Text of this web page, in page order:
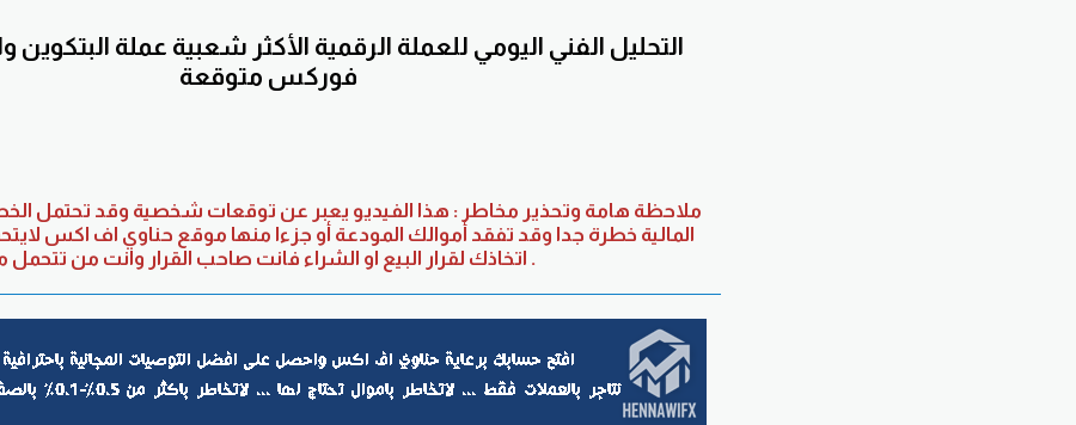
التحليل الفني اليومي للعملة الرقمية الأكثر شعبية عملة
ملاحظة هامة وتحذير مخاطر : هذا الفيديو يعبر عن توقعات شخصية وقد تحتمل
المالية خطرة جدا وقد تفقد أموالك المودعة أو جزءا منها موقع حناوي اف اكس
اتخاذك لقرار البيع او الشراء فانت صاحب القرار وانت من تتحمل مسؤولية قرارك فقط .